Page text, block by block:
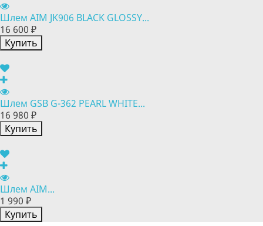
Шлем AIM JK906 BLACK GLOSSY...
16 600 ₽
Купить
Шлем GSB G-362 PEARL WHITE...
16 980 ₽
Купить
Шлем AIM...
1 990 ₽
Купить